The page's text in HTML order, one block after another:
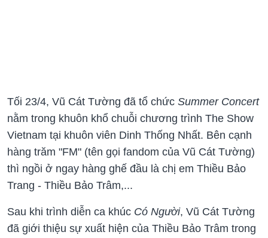
Tối 23/4, Vũ Cát Tường đã tổ chức Summer Concert
nằm trong khuôn khổ chuỗi chương trình The Show
Vietnam tại khuôn viên Dinh Thống Nhất. Bên cạnh
hàng trăm "FM" (tên gọi fandom của Vũ Cát Tường)
thì ngồi ở ngay hàng ghế đầu là chị em Thiều Bảo
Trang - Thiều Bảo Trâm,...
Sau khi trình diễn ca khúc Có Người, Vũ Cát Tường
đã giới thiệu sự xuất hiện của Thiều Bảo Trâm trong